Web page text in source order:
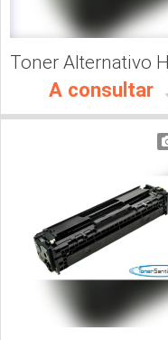
A consultar